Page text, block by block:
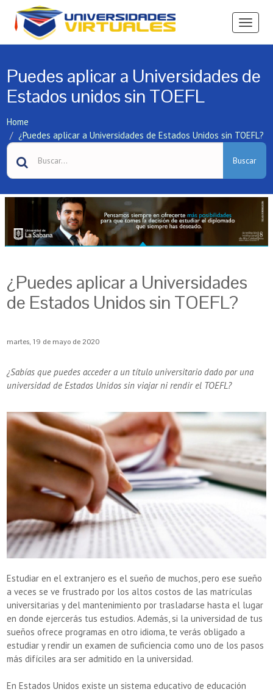
Ver
Puedes aplicar a Universidades de
Estados unidos sin TOEFL
Home
¿Puedes aplicar a Universidades de Estados Unidos sin TOEFL?
Buscar
¿Puedes aplicar a Universidades
de Estados Unidos sin TOEFL?
martes, 19 de mayo de 2020
¿Sabías que puedes acceder a un título universitario dado por una
universidad de Estados Unidos sin viajar ni rendir el TOEFL?
Estudiar en el extranjero es el sueño de muchos, pero ese sueño
a veces se ve frustrado por los altos costos de las matrículas
universitarias y del mantenimiento por trasladarse hasta el lugar
en donde ejercerás tus estudios. Además, si la universidad de tus
sueños ofrece programas en otro idioma, te verás obligado a
estudiar y rendir un examen de suficiencia como uno de los pasos
más difíciles ara ser admitido en la universidad.
En Estados Unidos existe un sistema educativo de educación